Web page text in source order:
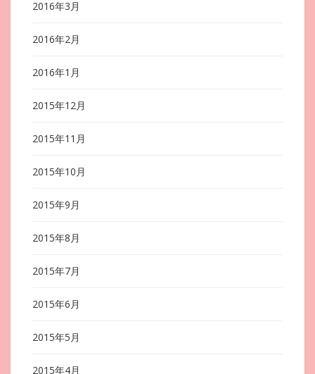
2016年3月
2016年2月
2016年1月
2015年12月
2015年11月
2015年10月
2015年9月
2015年8月
2015年7月
2015年6月
2015年5月
2015年4月